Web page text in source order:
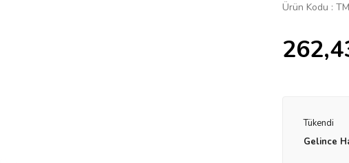
Ürün Kodu :
Tükendi
Gelince